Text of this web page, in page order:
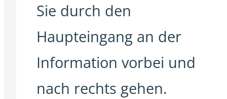
Sie durch den
Haupteingang an der
Information vorbei und
nach rechts gehen.